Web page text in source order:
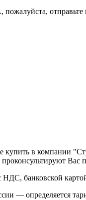
отправьте
в компании
НДС, банковской
— определяется